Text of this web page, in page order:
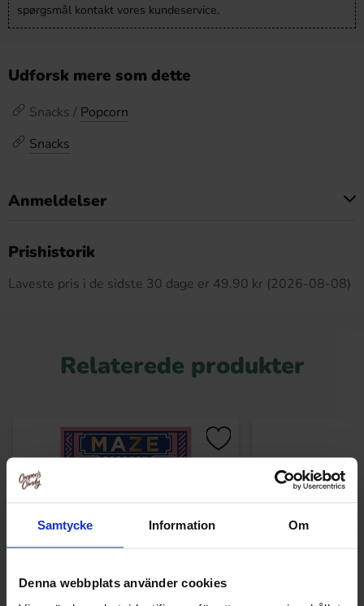
Samtycke Information Om
Denna webbplats använder cookies
spørgsmål kontakt vores kundeservice.
Udforsk mere som dette
Snacks / Popcorn
Snacks
Anmeldelser
Prishistorik
Laveste pris i de sidste 30 dage er 49.90 kr (2026-08-08)
Relaterede produkter